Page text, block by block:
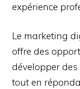
expérience
Le marketing
offre des
développer des
tout en